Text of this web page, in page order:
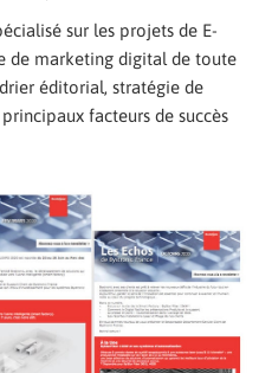
sur les projets de E-
de marketing digital de toute
éditorial, stratégie de
facteurs de succès